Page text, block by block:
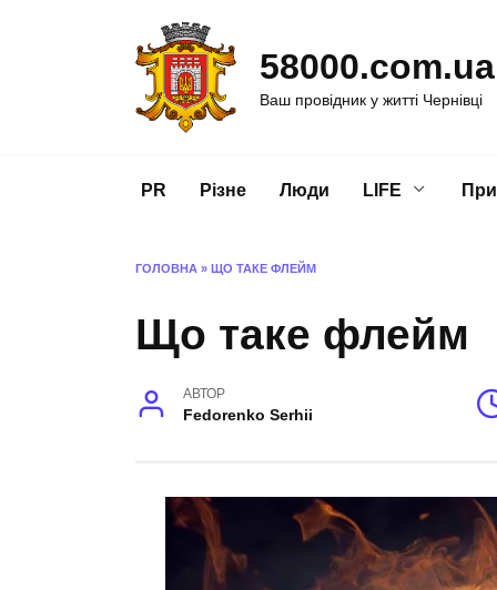
58000.com.ua
Ваш провідник у житті Чернівці
PR Різне Люди LIFE
ГОЛОВНА » ЩО ТАКЕ ФЛЕЙМ
Що таке флейм
АВТОР
Fedorenko Serhii